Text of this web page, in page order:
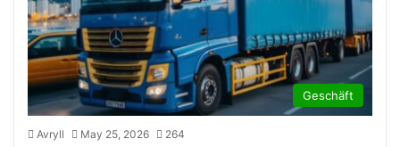
Geschäft
Avryll May 25, 2026 264